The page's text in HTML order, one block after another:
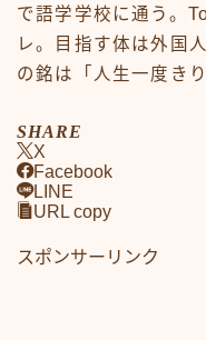
で語学学校に通う。
レ。目指す体は外国
の銘は「人生一度きり
SHARE
X
Facebook
LINE
URL copy
スポンサーリンク